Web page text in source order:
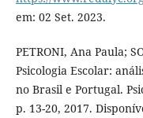
em: 02 Set. 2023.
PETRONI, Ana Paula;
Psicologia Escolar:
no Brasil e Portugal.
p. 13-20, 2017.